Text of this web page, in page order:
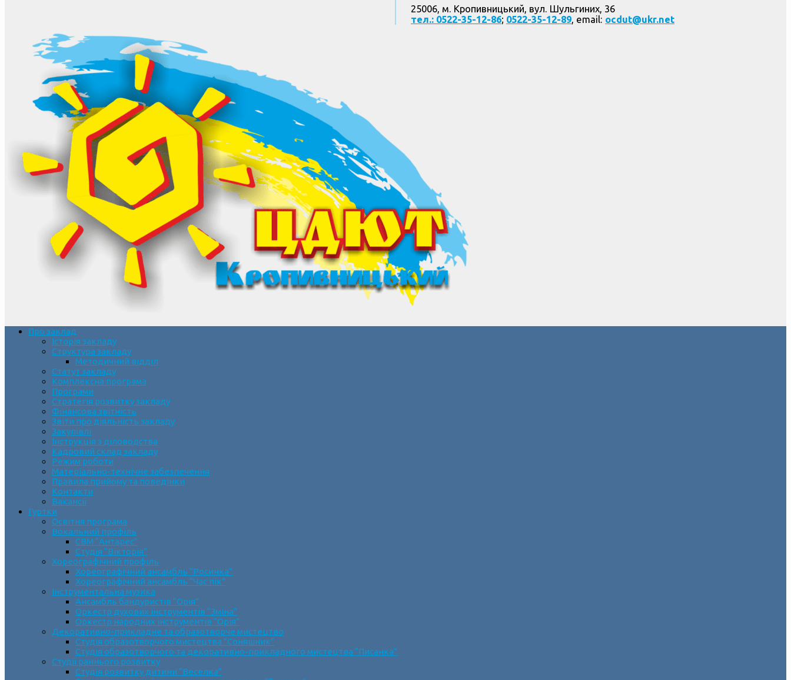
25006, м. Кропивницький, вул. Шульгиних, 36
тел.: 0522-35-12-86; 0522-35-12-89, email: ocdut@ukr.net
Про заклад
Історія закладу
Структура закладу
Методичний відділ
Статут закладу
Комплексна програма
Програми
Стратегія розвитку закладу
Фінансова звітність
Звіти про діяльність закладу
Закупівлі
Інструкція з діловодства
Кадровий склад закладу
Режим роботи
Матеріально-технічне забезпечення
Правила прийому та поведінки
Контакти
Вакансії
Гуртки
Освітня програма
Вокальний профіль
СВМ “Антарес”
Студія “Вікторія”
Хореографічний профіль
Хореографічний ансамбль “Росинка”
Хореографічний ансамбль “Час пік”
Інструментальна музика
Ансамбль бандуристів “Орія”
Оркестр духових інструментів “Зміна”
Оркестр народних інструментів “Орія”
Декоративно-прикладне та образотворче мистецтво
Cтудія образотворчого мистецтва “Соняшник”
Студія образотворчого та декоративно-прикладного мистецтва “Писанка”
Студії раннього розвитку
Студія розвитку дитини “Веселка”